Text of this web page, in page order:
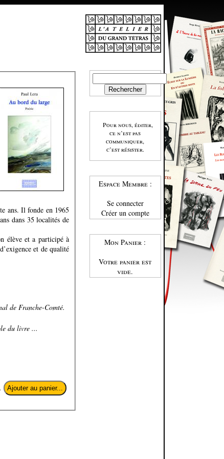
Pour nous, éditer,
ce n’est pas
communiquer,
c’est résister.
Espace Membre :
Se connecter
Créer un compte
Mon Panier :
Votre panier est
vide.
ans. Il fonde en 1965
dans 35 localités de
élève et a participé à
et de qualité
de Franche-Comté.
du livre ...